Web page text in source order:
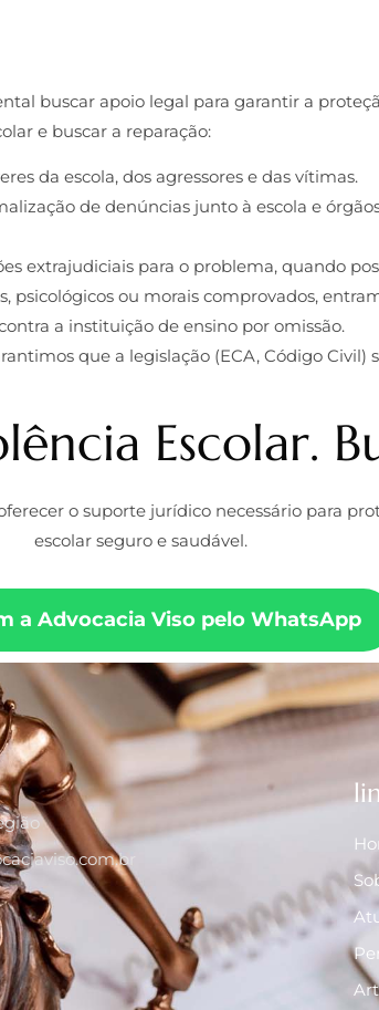
buscar apoio legal para garantir a
e buscar a reparação:
da escola, dos agressores e das vítimas.
de denúncias junto à escola e
extrajudiciais para o problema, quando
psicológicos ou morais comprovados,
a instituição de ensino por omissão.
que a legislação (ECA, Código
Escolar.
o suporte jurídico necessário para
escolar seguro e saudável.
a Advocacia Viso pelo WhatsApp